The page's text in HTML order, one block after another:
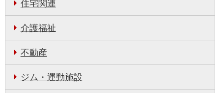
住宅関連
介護福祉
不動産
ジム・運動施設